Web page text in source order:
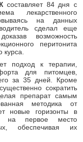
составляет 84 дня с
лекарственного
на данных
сделал еще
возможность
перитонита
курса.
подход к терапии,
для питомцев,
за 35 дней. Кроме
сократить
препарат самым
методика от
новые горизонты в
на первое место
обеспечивая их